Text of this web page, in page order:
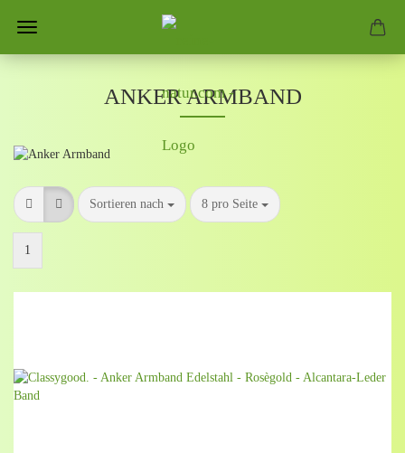
ANKER ARMBAND
Sortieren nach
Sortieren nach 8 pro Seite
pro Seite
1